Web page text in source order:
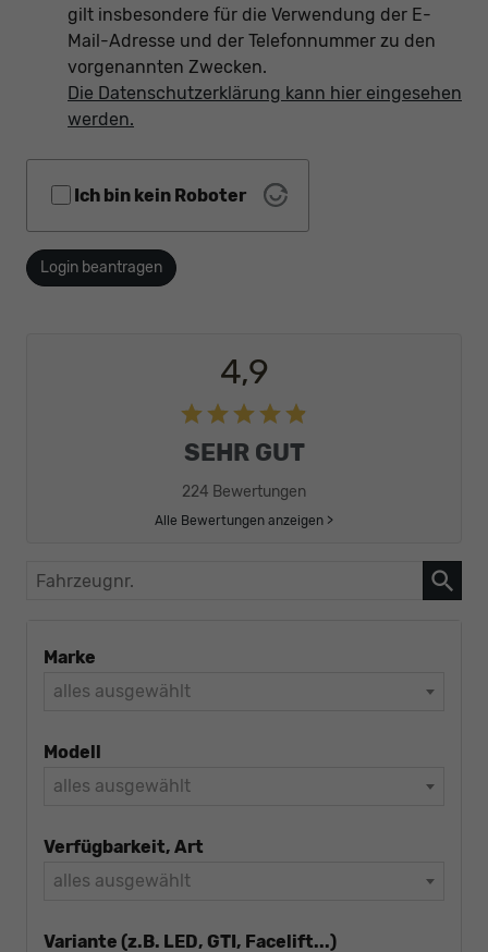
gilt insbesondere für die Verwendung der E-
Mail-Adresse und der Telefonnummer zu den
vorgenannten Zwecken.
Die Datenschutzerklärung kann hier eingesehen
werden.
Ich bin kein Roboter
Login beantragen
4,9
SEHR GUT
224 Bewertungen
Alle Bewertungen anzeigen >
Fahrzeugnr.
Marke
alles ausgewählt
Modell
alles ausgewählt
Verfügbarkeit, Art
alles ausgewählt
Variante (z.B. LED, GTI, Facelift...)